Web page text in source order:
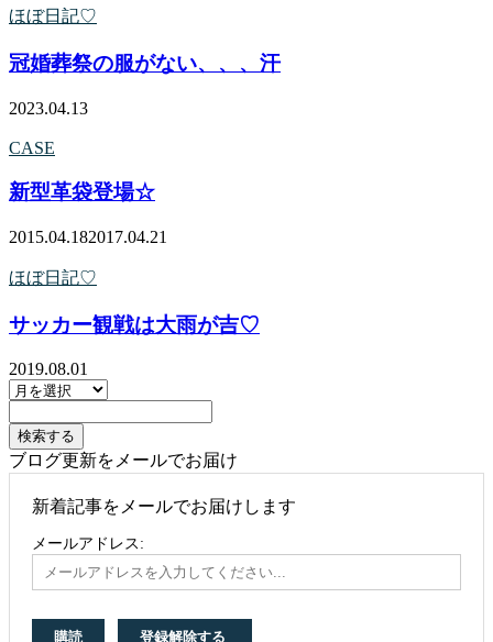
ほぼ日記♡
冠婚葬祭の服がない、、、汗
2023.04.13
CASE
新型革袋登場☆
2015.04.182017.04.21
ほぼ日記♡
サッカー観戦は大雨が吉♡
2019.08.01
ブログ更新をメールでお届け
新着記事をメールでお届けします
メールアドレス: